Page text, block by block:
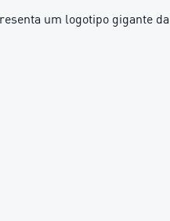
um logotipo gigante